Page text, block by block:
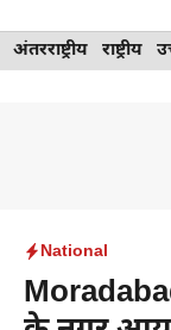
Skip
to
अंतरराष्ट्रीय राष्ट्रीय
National